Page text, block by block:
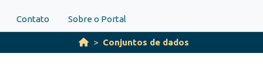
Contato Sobre o Portal
Conjuntos de dados